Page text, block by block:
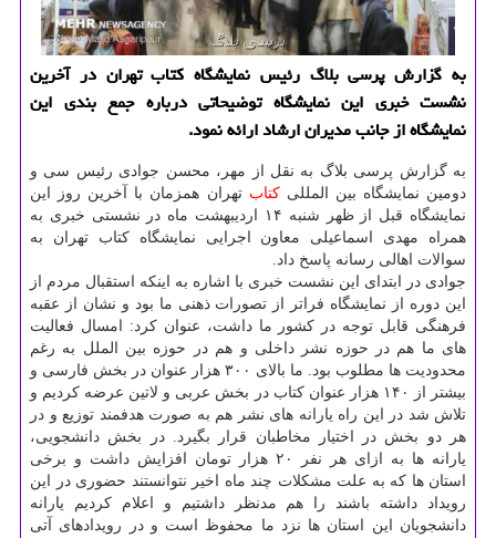
به گزارش پرسی بلاگ رئیس نمایشگاه كتاب تهران در آخرین
نشست خبری این نمایشگاه توضیحاتی درباره جمع بندی این
نمایشگاه از جانب مدیران ارشاد ارائه نمود.
به گزارش پرسی بلاگ به نقل از مهر، محسن جوادی رئیس سی و
دومین نمایشگاه بین المللیكتاب تهران همزمان با آخرین روز این
نمایشگاه قبل از ظهر شنبه ۱۴ اردیبهشت ماه در نشستی خبری به
همراه مهدی اسماعیلی معاون اجرایی نمایشگاه كتاب تهران به
سوالات اهالی رسانه پاسخ داد.
جوادی در ابتدای این نشست خبری با اشاره به اینكه استقبال مردم از
این دوره از نمایشگاه فراتر از تصورات ذهنی ما بود و نشان از عقبه
فرهنگی قابل توجه در كشور ما داشت، عنوان كرد: امسال فعالیت
های ما هم در حوزه نشر داخلی و هم در حوزه بین الملل به رغم
محدودیت ها مطلوب بود. ما بالای ۳۰۰ هزار عنوان در بخش فارسی و
بیشتر از ۱۴۰ هزار عنوان كتاب در بخش عربی و لاتین عرضه كردیم و
تلاش شد در این راه یارانه های نشر هم به صورت هدفمند توزیع و در
هر دو بخش در اختیار مخاطبان قرار بگیرد. در بخش دانشجویی،
یارانه ها به ازای هر نفر ۲۰ هزار تومان افزایش داشت و برخی
استان ها كه به علت مشكلات چند ماه اخیر نتوانستند حضوری در این
رویداد داشته باشند را هم مدنظر داشتیم و اعلام كردیم یارانه
دانشجویان این استان ها نزد ما محفوظ است و در رویدادهای آتی